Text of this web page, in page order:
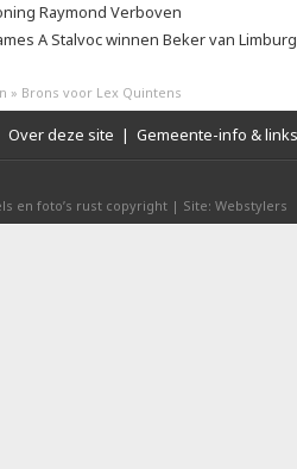
Raymond Verboven
A Stalvoc winnen Beker van Limburg
» Brons voor Lex Quintens
Over deze site | Gemeente-info & links
en foto’s rust copyright | Site: Webstylers